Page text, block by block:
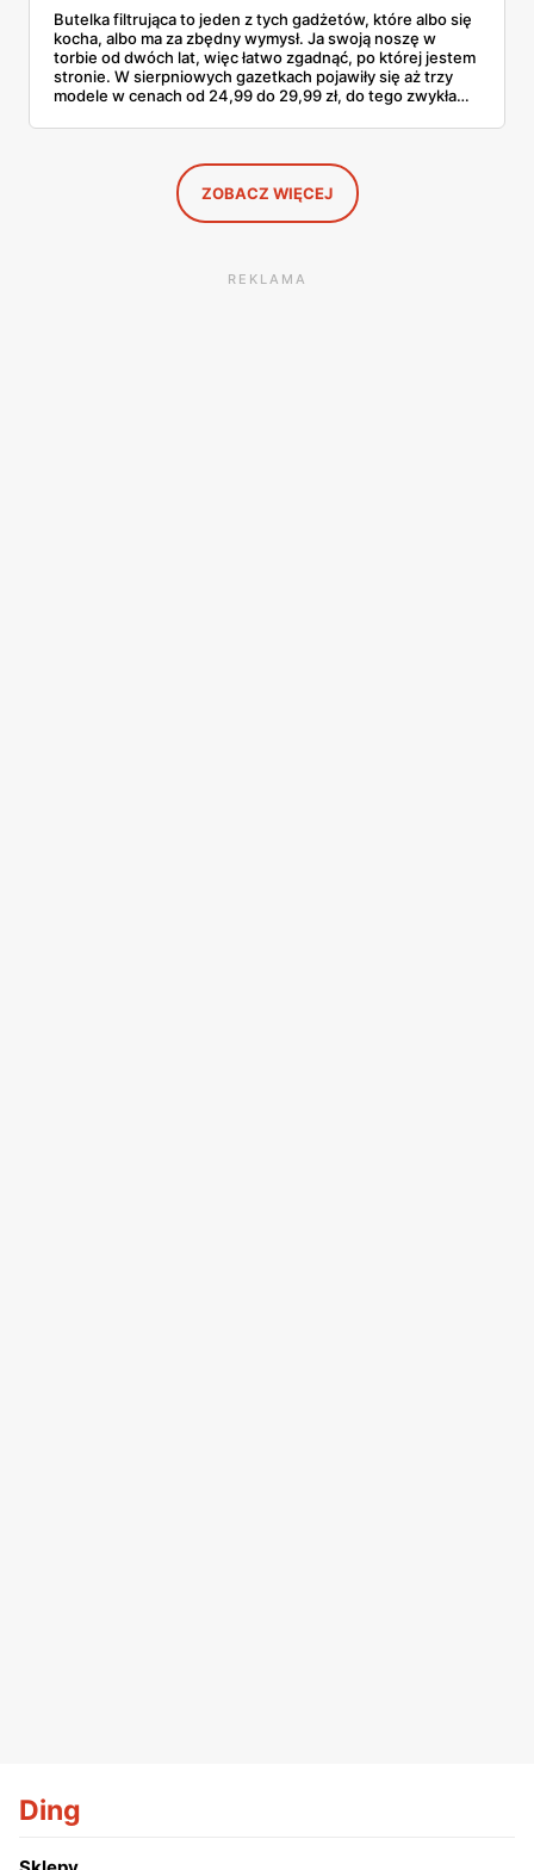
Butelka filtrująca to jeden z tych gadżetów, które albo się
kocha, albo ma za zbędny wymysł. Ja swoją noszę w
torbie od dwóch lat, więc łatwo zgadnąć, po której jestem
stronie. W sierpniowych gazetkach pojawiły się aż trzy
modele w cenach od 24,99 do 29,99 zł, do tego zwykła
wszystkie oferty i policzyłam, kiedy taki zakup faktycznie
ZOBACZ WIĘCEJ
REKLAMA
Ding